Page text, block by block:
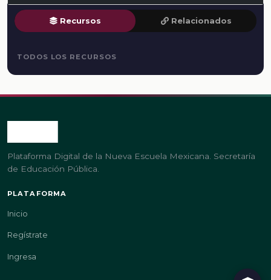
Recursos Relacionados
TODOS LOS RECURSOS
Plataforma Digital de la Nueva Escuela Mexicana. Secretaría
de Educación Pública.
PLATAFORMA
Inicio
Regístrate
Ingresa